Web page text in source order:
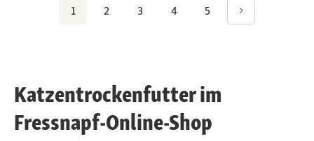
1 2 3 4 5
Katzentrockenfutter im
Fressnapf-Online-Shop